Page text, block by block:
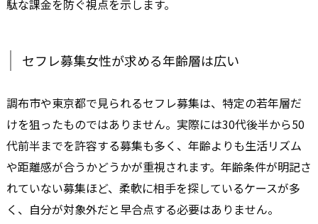
駄な課金を防ぐ視点を示します。
セフレ募集女性が求める年齢層は広い
調布市や東京都で見られるセフレ募集は、特定の若年層だ
けを狙ったものではありません。実際には30代後半から50
代前半までを許容する募集も多く、年齢よりも生活リズム
や距離感が合うかどうかが重視されます。年齢条件が明記さ
れていない募集ほど、柔軟に相手を探しているケースが多
く、自分が対象外だと早合点する必要はありません。